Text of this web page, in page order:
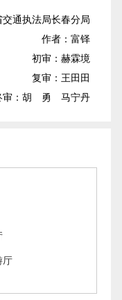
交通执法局长春分局
作者：富铎
初审：赫霖境
复审：王田田
：胡 勇 马宁丹
厅